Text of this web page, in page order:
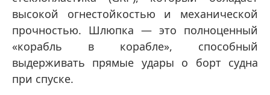
высокой огнестойкостью и механической
прочностью. Шлюпка — это полноценный
«корабль в корабле», способный
выдерживать прямые удары о борт судна
при спуске.